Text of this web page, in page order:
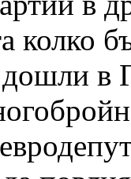
колко
дошли в